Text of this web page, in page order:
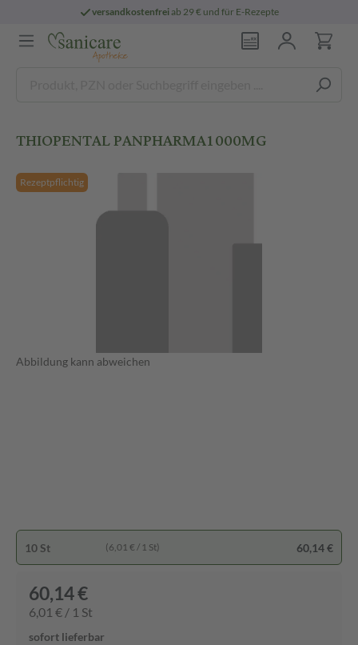
versandkostenfreiab 29 € und für E-Rezepte
THIOPENTAL PANPHARMA1000MG
Rezeptpflichtig
Abbildung kann abweichen
10 St (6,01 € / 1 St) 60,14 €
60,14 €
6,01 € / 1 St
sofort lieferbar